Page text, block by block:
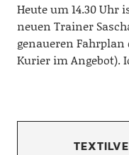
Heute um 14.30 Uhr
neuen Trainer
genaueren Fahrplan
Kurier im Angebot).